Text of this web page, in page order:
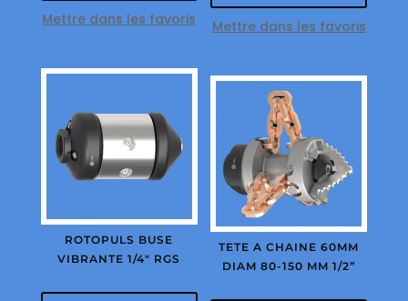
Mettre dans les favoris Mettre dans les favoris
ROTOPULS BUSE
VIBRANTE 1/4″ RGS
TETE A CHAINE 60MM
DIAM 80-150 MM 1/2”